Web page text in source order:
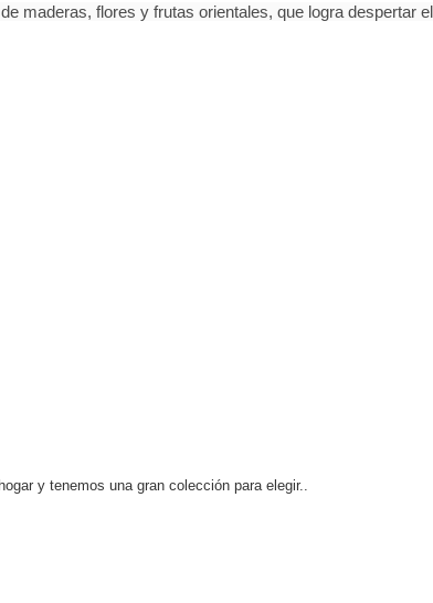
maderas, flores y frutas orientales, que logra despertar
y tenemos una gran colección para elegir..